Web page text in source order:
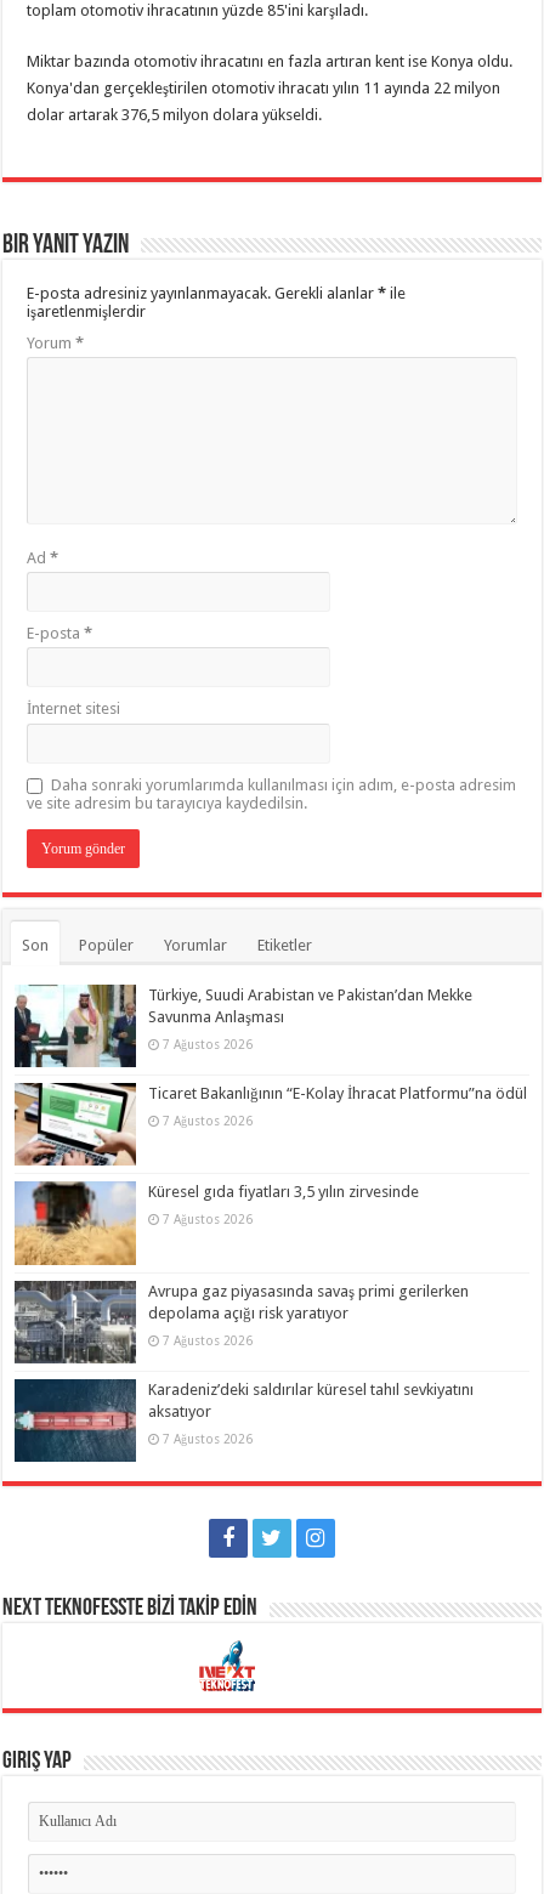
toplam otomotiv ihracatının yüzde 85'ini karşıladı.
Miktar bazında otomotiv ihracatını en fazla artıran kent ise Konya oldu.
Konya'dan gerçekleştirilen otomotiv ihracatı yılın 11 ayında 22 milyon
dolar artarak 376,5 milyon dolara yükseldi.
Bir yanıt yazın
E-posta adresiniz yayınlanmayacak. Gerekli alanlar* ile
işaretlenmişlerdir
Yorum*
Ad*
E-posta*
İnternet sitesi
Daha sonraki yorumlarımda kullanılması için adım, e-posta adresim
ve site adresim bu tarayıcıya kaydedilsin.
Son Popüler Yorumlar Etiketler
Türkiye, Suudi Arabistan ve Pakistan’dan Mekke
Savunma Anlaşması
7 Ağustos 2026
Ticaret Bakanlığının “E-Kolay İhracat Platformu”na ödül
7 Ağustos 2026
Küresel gıda fiyatları 3,5 yılın zirvesinde
7 Ağustos 2026
Avrupa gaz piyasasında savaş primi gerilerken
depolama açığı risk yaratıyor
7 Ağustos 2026
Karadeniz’deki saldırılar küresel tahıl sevkiyatını
aksatıyor
7 Ağustos 2026
NEXT TEKNOFESSTE BİZİ TAKİP EDİN
Giriş Yap